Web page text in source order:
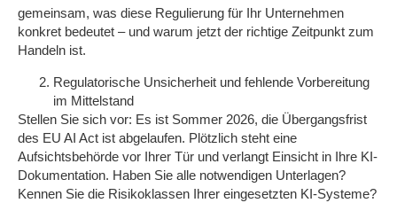
gemeinsam, was diese Regulierung für Ihr Unternehmen
konkret bedeutet – und warum jetzt der richtige Zeitpunkt zum
Handeln ist.
Regulatorische Unsicherheit und fehlende Vorbereitung
im Mittelstand
Stellen Sie sich vor: Es ist Sommer 2026, die Übergangsfrist
des EU AI Act ist abgelaufen. Plötzlich steht eine
Aufsichtsbehörde vor Ihrer Tür und verlangt Einsicht in Ihre KI-
Dokumentation. Haben Sie alle notwendigen Unterlagen?
Kennen Sie die Risikoklassen Ihrer eingesetzten KI-Systeme?